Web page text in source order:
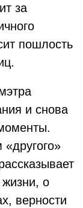
за
пошлость
и снова
о
верности